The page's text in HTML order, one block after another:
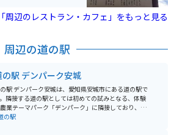
す。
「周辺のレストラン・カフェ」をもっと見る
周辺の道の駅
の駅 デンパーク安城
駅 デンパーク安城は、愛知県安城市にある道の駅で
隣接する道の駅としては初めての試みとなる、体験
業テーマパーク「デンパーク」に隣接しており、花
に囲まれた施設となっています。 デンパークでは、
の駅